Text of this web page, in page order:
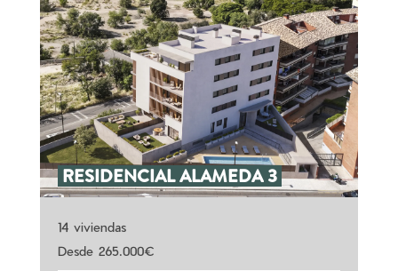
RESIDENCIAL ALAMEDA 3
14 viviendas
265.000